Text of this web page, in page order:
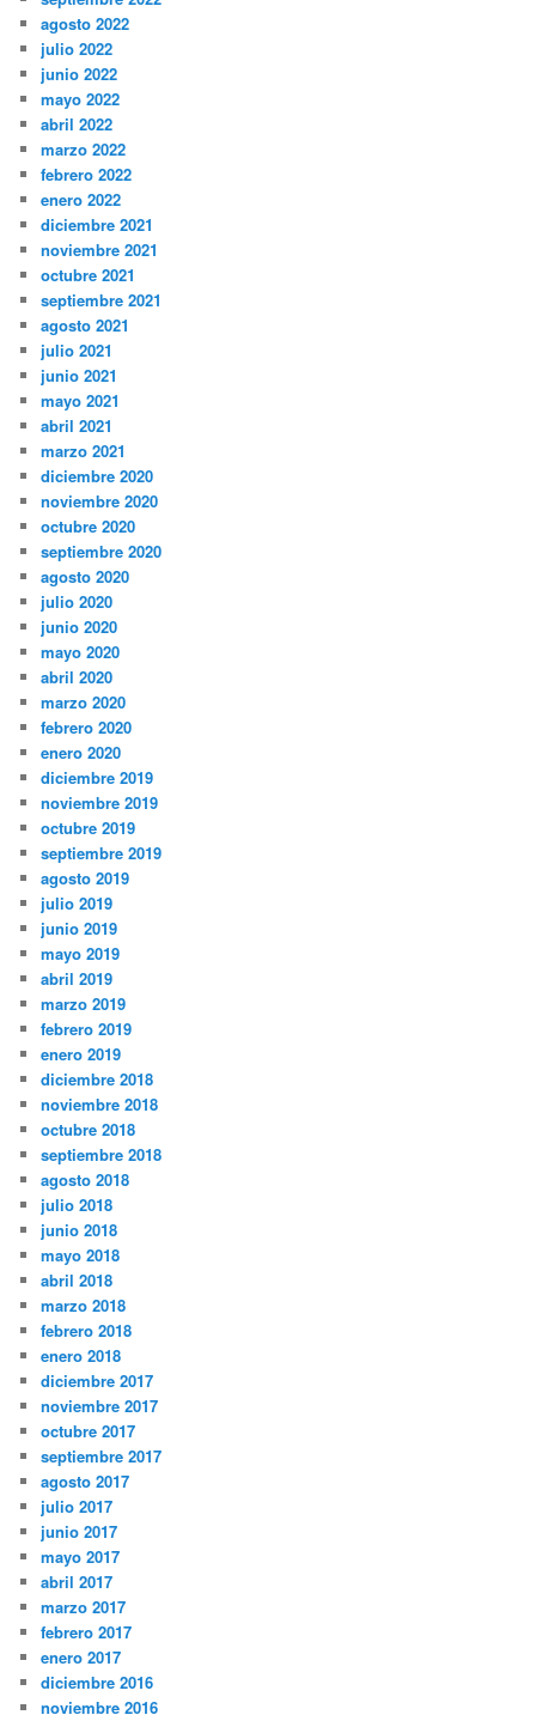
agosto 2022
julio 2022
junio 2022
mayo 2022
abril 2022
marzo 2022
febrero 2022
enero 2022
diciembre 2021
noviembre 2021
octubre 2021
septiembre 2021
agosto 2021
julio 2021
junio 2021
mayo 2021
abril 2021
marzo 2021
diciembre 2020
noviembre 2020
octubre 2020
septiembre 2020
agosto 2020
julio 2020
junio 2020
mayo 2020
abril 2020
marzo 2020
febrero 2020
enero 2020
diciembre 2019
noviembre 2019
octubre 2019
septiembre 2019
agosto 2019
julio 2019
junio 2019
mayo 2019
abril 2019
marzo 2019
febrero 2019
enero 2019
diciembre 2018
noviembre 2018
octubre 2018
septiembre 2018
agosto 2018
julio 2018
junio 2018
mayo 2018
abril 2018
marzo 2018
febrero 2018
enero 2018
diciembre 2017
noviembre 2017
octubre 2017
septiembre 2017
agosto 2017
julio 2017
junio 2017
mayo 2017
abril 2017
marzo 2017
febrero 2017
enero 2017
diciembre 2016
noviembre 2016